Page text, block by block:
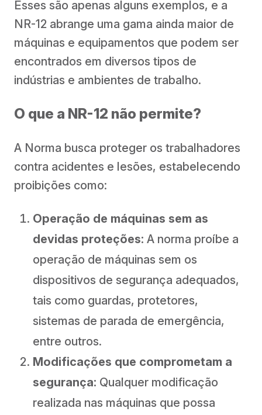
Esses são apenas alguns exemplos, e a
NR-12 abrange uma gama ainda maior de
máquinas e equipamentos que podem ser
encontrados em diversos tipos de
indústrias e ambientes de trabalho.
O que a NR-12 não permite?
A Norma busca proteger os trabalhadores
contra acidentes e lesões, estabelecendo
proibições como:
Operação de máquinas sem as
devidas proteções: A norma proíbe a
operação de máquinas sem os
dispositivos de segurança adequados,
tais como guardas, protetores,
sistemas de parada de emergência,
entre outros.
Modificações que comprometam a
segurança: Qualquer modificação
realizada nas máquinas que possa